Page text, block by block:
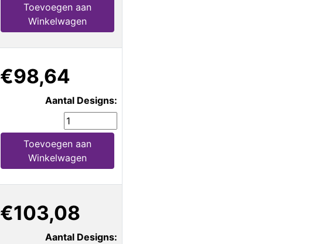
Toevoegen aan
Winkelwagen
€98,64
Aantal Designs:
Toevoegen aan
Winkelwagen
€103,08
Aantal Designs: